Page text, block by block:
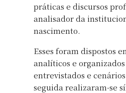
práticas e discursos
analisador da
nascimento.
Esses foram dispostos
analíticos e
entrevistados e
seguida realizaram-se